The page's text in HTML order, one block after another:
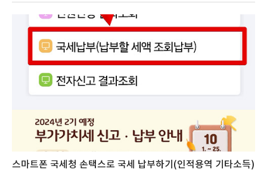
스마트폰 국세청 손택스로 국세 납부하기(인적용역 기타소득)